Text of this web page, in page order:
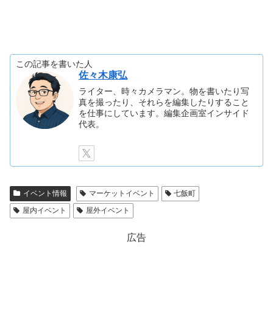
この記事を書いた人
佐々木康弘
ライター、時々カメラマン。物を書いたり写
真を撮ったり、それらを編集したりすること
を仕事にしています。編集企画室インサイド
代表。
イベント情報 マーケットイベント
七飯町
屋内イベント
屋外イベント
広告